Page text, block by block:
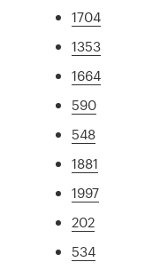
1704
1353
1664
590
548
1881
1997
202
534